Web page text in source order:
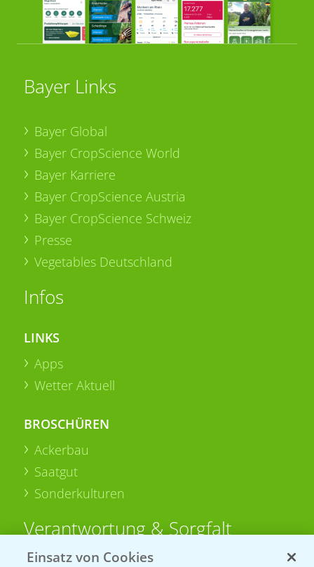
Bayer Links
Bayer Global
Bayer CropScience World
Bayer Karriere
Bayer CropScience Austria
Bayer CropScience Schweiz
Presse
Vegetables Deutschland
Infos
LINKS
Apps
Wetter Aktuell
BROSCHÜREN
Ackerbau
Saatgut
Sonderkulturen
Verantwortung & Sorgfalt
Einsatz von Cookies